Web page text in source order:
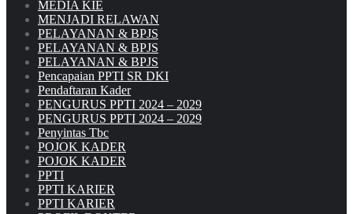
MEDIA KIE
MENJADI RELAWAN
PELAYANAN & BPJS
PELAYANAN & BPJS
PELAYANAN & BPJS
Pencapaian PPTI SR DKI
Pendaftaran Kader
PENGURUS PPTI 2024 – 2029
PENGURUS PPTI 2024 – 2029
Penyintas Tbc
POJOK KADER
POJOK KADER
PPTI
PPTI KARIER
PPTI KARIER